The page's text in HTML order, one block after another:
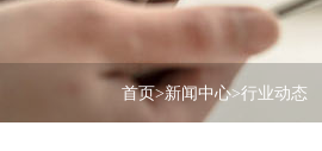
首页>新闻中心>行业动态
案
才
聘